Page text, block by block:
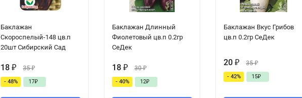
Баклажан
Скороспелый-148 цв.п
20шт Сибирский Сад
18 ₽ 35₽
- 48% 17₽
Баклажан Длинный
Фиолетовый цв.п 0.2гр
СеДек
18 ₽ 30₽
- 40% 12₽
Баклажан Вкус Грибов
цв.п 0.2гр СеДек
20 ₽ 35₽
- 42% 15₽